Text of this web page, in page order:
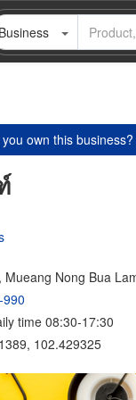
Business
you own this
Mueang Nong Bua
time 08:30-17:30
102.429325